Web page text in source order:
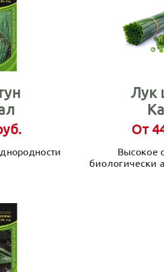
Лук
От
Высокое
биологически